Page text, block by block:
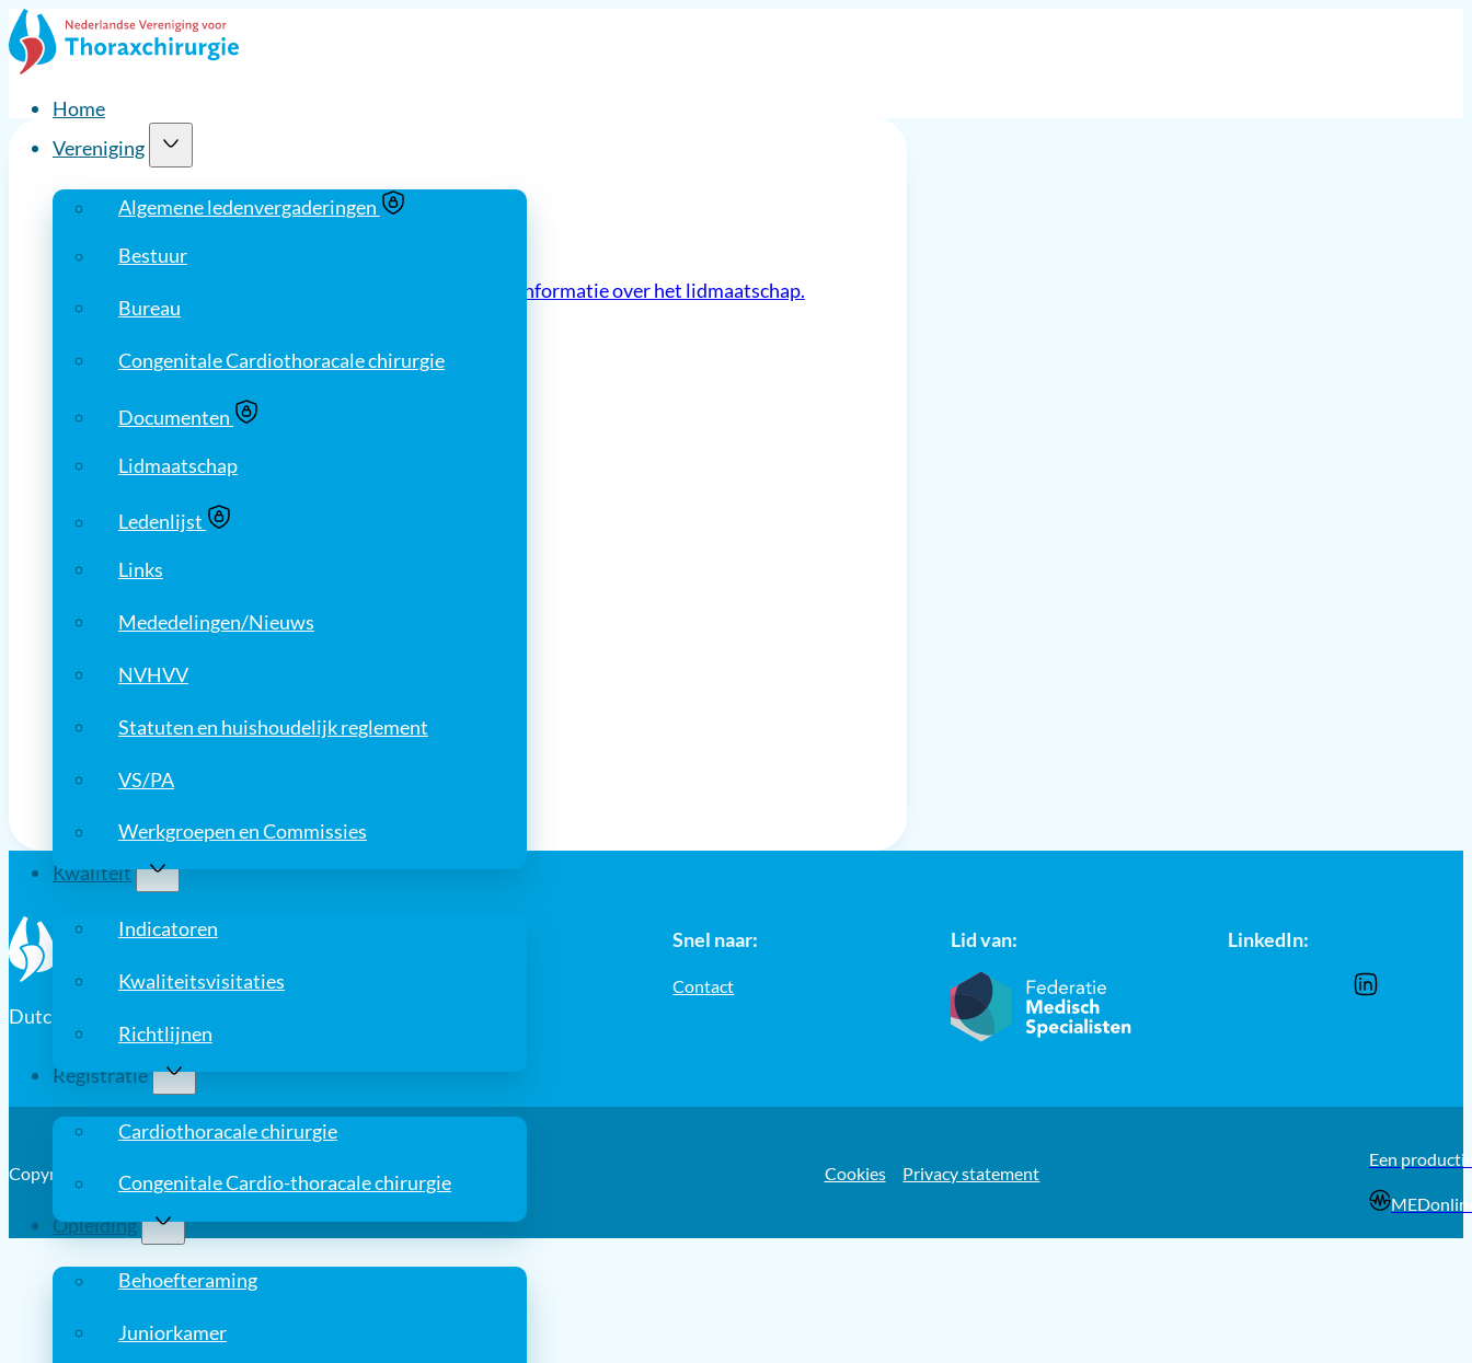
Home
Vereniging
Algemene ledenvergaderingen
Bestuur
Bureau
Congenitale Cardiothoracale chirurgie
Documenten
Lidmaatschap
Ledenlijst
Links
Mededelingen/Nieuws
NVHVV
Statuten en huishoudelijk reglement
VS/PA
Werkgroepen en Commissies
Kwaliteit
Indicatoren
Kwaliteitsvisitaties
Richtlijnen
Registratie
Cardiothoracale chirurgie
Congenitale Cardio-thoracale chirurgie
Opleiding
Behoefteraming
Juniorkamer
Log in en ga verder!
Kijk voor meer informatie over het lidmaatschap.
Uw wachtwoord vergeten?
Inloggen
Dutch Association for Cardio-Thoracic Surgery
Snel naar:
Contact
Lid van: LinkedIn:
Copyright © 2026, Nederlandse Vereniging voor Thoraxchirurgie Cookies Privacy statement
Een